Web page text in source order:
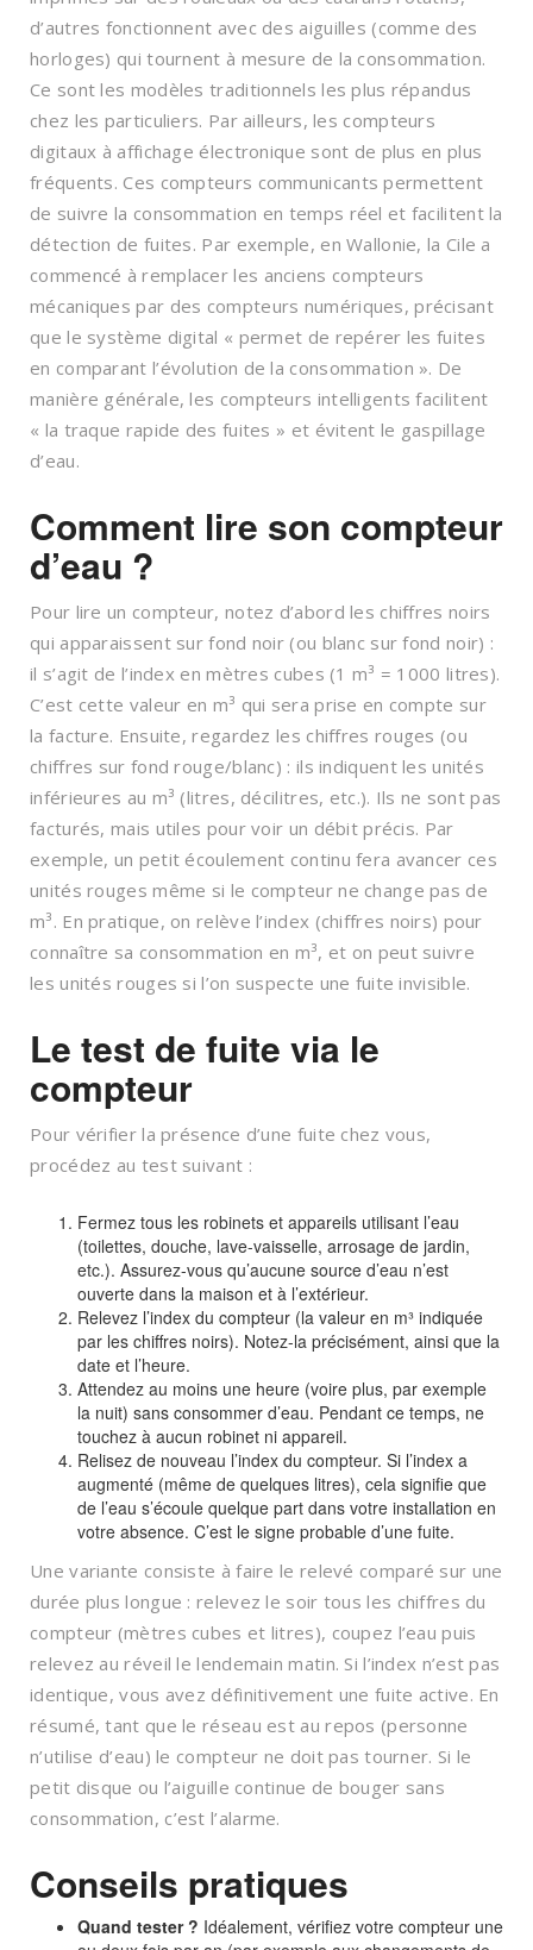
d’autres fonctionnent avec des aiguilles (comme des
horloges) qui tournent à mesure de la consommation.
Ce sont les modèles traditionnels les plus répandus
chez les particuliers. Par ailleurs, les compteurs
digitaux à affichage électronique sont de plus en plus
fréquents. Ces compteurs communicants permettent
de suivre la consommation en temps réel et facilitent la
détection de fuites. Par exemple, en Wallonie, la Cile a
commencé à remplacer les anciens compteurs
mécaniques par des compteurs numériques, précisant
que le système digital « permet de repérer les fuites
en comparant l’évolution de la consommation ». De
manière générale, les compteurs intelligents facilitent
« la traque rapide des fuites » et évitent le gaspillage
d’eau.
Comment lire son compteur
d’eau ?
Pour lire un compteur, notez d’abord les chiffres noirs
qui apparaissent sur fond noir (ou blanc sur fond noir) :
il s’agit de l’index en mètres cubes (1 m³ = 1000 litres).
C’est cette valeur en m³ qui sera prise en compte sur
la facture. Ensuite, regardez les chiffres rouges (ou
chiffres sur fond rouge/blanc) : ils indiquent les unités
inférieures au m³ (litres, décilitres, etc.). Ils ne sont pas
facturés, mais utiles pour voir un débit précis. Par
exemple, un petit écoulement continu fera avancer ces
unités rouges même si le compteur ne change pas de
m³. En pratique, on relève l’index (chiffres noirs) pour
connaître sa consommation en m³, et on peut suivre
les unités rouges si l’on suspecte une fuite invisible.
Le test de fuite via le
compteur
Pour vérifier la présence d’une fuite chez vous,
procédez au test suivant :
Fermez tous les robinets et appareils utilisant l’eau
(toilettes, douche, lave-vaisselle, arrosage de jardin,
etc.). Assurez-vous qu’aucune source d’eau n’est
ouverte dans la maison et à l’extérieur.
Relevez l’index du compteur (la valeur en m³ indiquée
par les chiffres noirs). Notez-la précisément, ainsi que la
date et l’heure.
Attendez au moins une heure (voire plus, par exemple
la nuit) sans consommer d’eau. Pendant ce temps, ne
touchez à aucun robinet ni appareil.
Relisez de nouveau l’index du compteur. Si l’index a
augmenté (même de quelques litres), cela signifie que
de l’eau s’écoule quelque part dans votre installation en
votre absence. C’est le signe probable d’une fuite.
Une variante consiste à faire le relevé comparé sur une
durée plus longue : relevez le soir tous les chiffres du
compteur (mètres cubes et litres), coupez l’eau puis
relevez au réveil le lendemain matin. Si l’index n’est pas
identique, vous avez définitivement une fuite active. En
résumé, tant que le réseau est au repos (personne
n’utilise d’eau) le compteur ne doit pas tourner. Si le
petit disque ou l’aiguille continue de bouger sans
consommation, c’est l’alarme.
Conseils pratiques
Quand tester ? Idéalement, vérifiez votre compteur une